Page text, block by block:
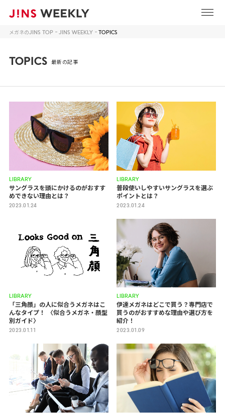
メガネのJINS TOP JINS WEEKLY TOPICS
TOPICS 最新の記事
LIBRARY
サングラスを頭にかけるのがおすす
めできない理由とは？
2023.01.24
LIBRARY
普段使いしやすいサングラスを選ぶ
ポイントとは？
2023.01.24
LIBRARY
「三角顔」の人に似合うメガネはこ
んなタイプ！ 〈似合うメガネ・顔型
別ガイド〉
2023.01.11
LIBRARY
伊達メガネはどこで買う？専門店で
買うのがおすすめな理由や選び方を
紹介！
2023.01.09